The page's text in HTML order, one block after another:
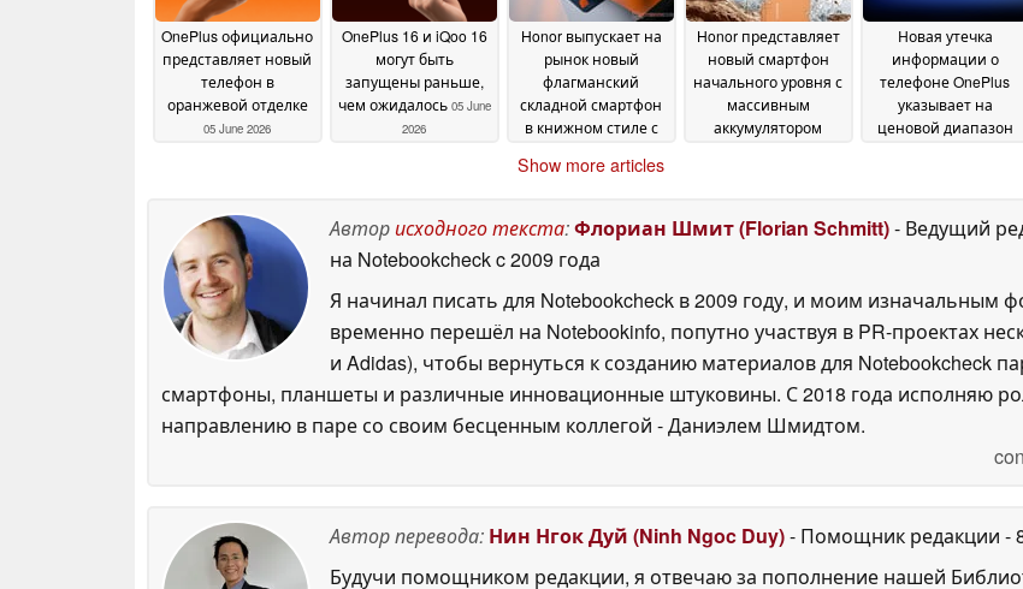
OnePlus официально
представляет новый
телефон в
оранжевой отделке
05 June 2026
OnePlus 16 и iQoo 16
могут быть
запущены раньше,
чем ожидалось 05 June
2026
Honor выпускает на
рынок новый
флагманский
складной смартфон
в книжном стиле с
дизайном04 June 2026
Honor представляет
новый смартфон
начального уровня с
массивным
аккумулятором
Новая утечка
информации о
телефоне OnePlus
указывает на
ценовой диапазон
Show more articles
Авторисходного текста:Флориан Шмит (Florian Schmitt)- Ведущий
на Notebookcheckc 2009 года
Я начинал писать для Notebookcheck в 2009 году, и моим изначальным
временно перешёл на Notebookinfo, попутно участвуя в PR-проектах
и Adidas), чтобы вернуться к созданию материалов для Notebookcheck
смартфоны, планшеты и различные инновационные штуковины. С 2018 года исполняю
направлению в паре со своим бесценным коллегой - Даниэлем Шмидтом.
Автор перевода: Нин Нгок Дуй (Ninh Ngoc Duy)- Помощник редакции -
Будучи помощником редакции, я отвечаю за пополнение нашей